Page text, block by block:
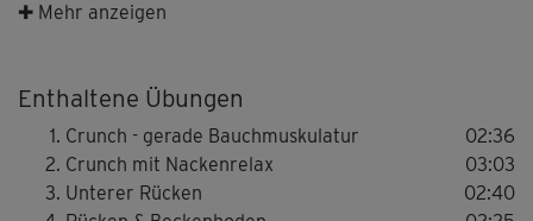
Pinnig bietet eine ausbalancierte Mischung aus Übungen
Tolle Übungen für alle Muskelgruppen von Bauch und
Rücken kräftigen und stabilisieren, andere machen
beweglicher und stärken den Beckenboden. Dazwischen
✚ Mehr anzeigen
Enthaltene Übungen
Crunch - gerade Bauchmuskulatur
02:36
Crunch mit Nackenrelax
03:03
Unterer Rücken
02:40